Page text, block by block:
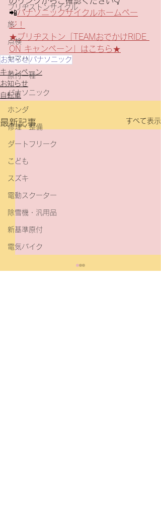
ブリヂストンサイクル
旅
点検
ヤマハ
原付一種
パナソニック
ホンダ
修理・整備
ダートフリーク
こども
スズキ
電動スクーター
除雪機・汎用品
新基準原付
電気バイク
📲パナソニックサイクルホームペー
ジ！
★ブリヂストン「TEAMおでかけRIDE
ON キャンペーン」はこちら★
お知らせ パナソニック
キャンペーン
お知らせ
自転車
最新記事 すべて表示